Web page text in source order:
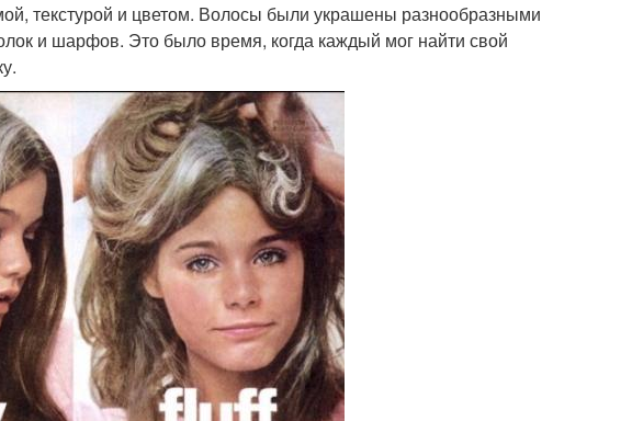
текстурой и цветом. Волосы были украшены разнообразными
и шарфов. Это было время, когда каждый мог найти свой